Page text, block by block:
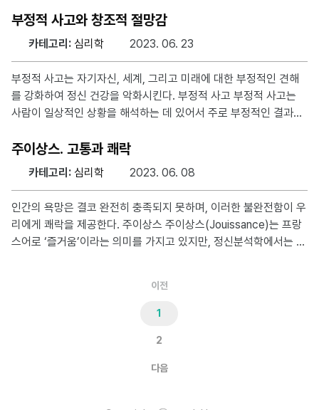
로 서로의 관계를 발전시키기 위한 탐색적인 단계로 볼 수 있으며,
이는 어느 정도 호감을 느끼고 있지만 아직은 정식 연인이 되기 위
한 중요한 단계를 거치지 않았다는 점에서 흥미롭고 설레는 감정을
썸과 성욕 성욕의 발생은 복잡한 심리적, 생물학적 요소들이 복합적
으로 작용하며 일반적으로 불안이나 스트레스가 많은 상태에서는
대개 성욕이 감소한다. 썸을 타는 과정에서 상대방의 반응이나
부정적 사고와 창조적 절망감
카테고리: 심리학 2023. 06. 23
부정적 사고는 자기자신, 세계, 그리고 미래에 대한 부정적인 견해
를 강화하여 정신 건강을 악화시킨다. 부정적 사고 부정적 사고는
사람이 일상적인 상황을 해석하는 데 있어서 주로 부정적인 결과나
을 왜곡하여 부정적으로 해석하는 ‘인지 왜곡‘과 미래의 일에 대해
너무 부정적으로 생각하거나 최악의 결과를 예상하는 ‘미래에 대한
부정적 예측’, 한 번의 실패나 실수를 자신의 전반적인 능력이나 가
을 자신의 잘못이라고 생각하는 ‘개인화‘가 나타난다. 창조적 절망
감 창조적 절망감(Creative hopelessness)은 현대 심리치료, 특
히 Acceptance and Commit
주이상스. 고통과 쾌락
카테고리: 심리학 2023. 06. 08
인간의 욕망은 결코 완전히 충족되지 못하며, 이러한 불완전함이 우
리에게 쾌락을 제공한다. 주이상스 주이상스(Jouissance)는 프랑
스어로 ‘즐거움’이라는 의미를 가지고 있지만, 정신분석학에서는 조
정확하게 주이상스를 설명한다. 짝사랑을 하는 동안, 사람들은 때때
에 느낀다. 이는 또한 주이상스가 불완전한 상황에서 발생한다는 점
을 잘 보여준다. 이러한 관계에서는 강한 욕망이 있지만, 그 욕망이
이전
1
2
다음